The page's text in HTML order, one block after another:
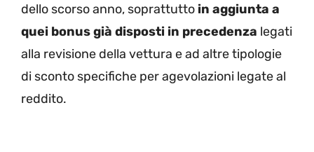
dello scorso anno, soprattutto in aggiunta a
quei bonus già disposti in precedenza legati
alla revisione della vettura e ad altre tipologie
di sconto specifiche per agevolazioni legate al
reddito.